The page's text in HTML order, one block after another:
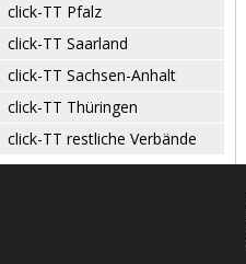
click-TT Pfalz
click-TT Saarland
click-TT Sachsen-Anhalt
click-TT Thüringen
click-TT restliche Verbände